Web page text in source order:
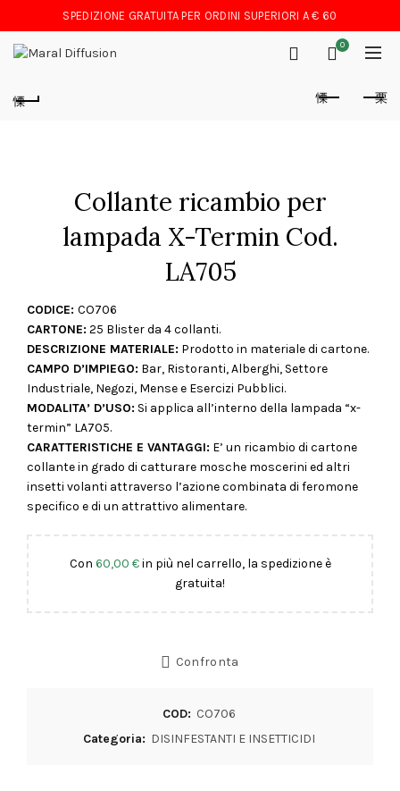
SPEDIZIONE GRATUITA PER ORDINI SUPERIORI A € 60
0
Collante ricambio per
lampada X-Termin Cod.
LA705
CODICE: CO706
CARTONE: 25 Blister da 4 collanti.
DESCRIZIONE MATERIALE: Prodotto in materiale di cartone.
CAMPO D’IMPIEGO: Bar, Ristoranti, Alberghi, Settore
Industriale, Negozi, Mense e Esercizi Pubblici.
MODALITA’ D’USO: Si applica all’interno della lampada “x-
termin” LA705.
CARATTERISTICHE E VANTAGGI: E’ un ricambio di cartone
collante in grado di catturare mosche moscerini ed altri
insetti volanti attraverso l’azione combinata di feromone
specifico e di un attrattivo alimentare.
Con 60,00 €in più nel carrello, la spedizione è
gratuita!
Confronta
COD: CO706
Categoria: DISINFESTANTI E INSETTICIDI